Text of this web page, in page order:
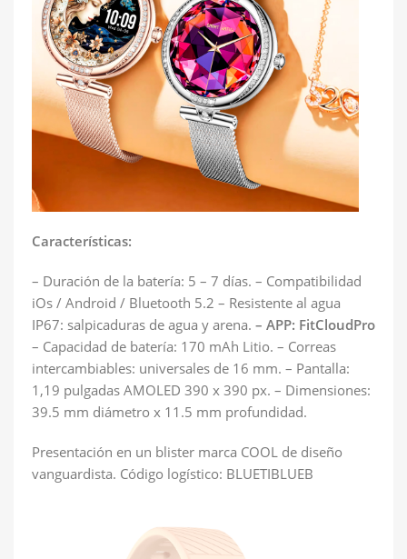
Características:
– Duración de la batería: 5 – 7 días. – Compatibilidad
iOs / Android / Bluetooth 5.2 – Resistente al agua
IP67: salpicaduras de agua y arena. – APP: FitCloudPro
– Capacidad de batería: 170 mAh Litio. – Correas
intercambiables: universales de 16 mm. – Pantalla:
1,19 pulgadas AMOLED 390 x 390 px. – Dimensiones:
39.5 mm diámetro x 11.5 mm profundidad.
Presentación en un blister marca COOL de diseño
vanguardista. Código logístico: BLUETIBLUEB